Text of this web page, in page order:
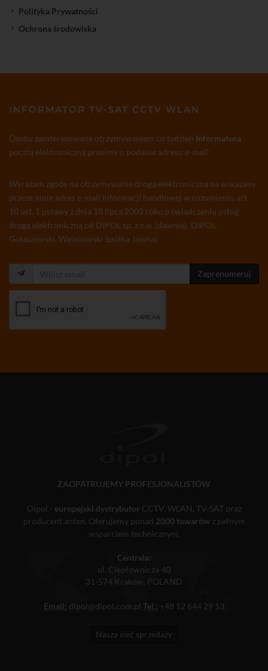
Polityka Prywatności
Ochrona środowiska
INFORMATOR TV-SAT CCTV WLAN
Osoby zainteresowane otrzymywaniem co tydzień Informatora
pocztą elektroniczną prosimy o podanie adresu e-mail:
Wyrażam zgodę na otrzymywanie drogą elektroniczną na wskazany
przeze mnie adres e-mail informacji handlowej w rozumieniu art.
10 ust. 1 ustawy z dnia 18 lipca 2002 roku o świadczeniu usług
drogą elektroniczną od DIPOL sp. z o.o. (dawniej: DIPOL
Gołaszewski, Waśniowski Spółka Jawna)
Zaprenumeruj
ZAOPATRUJEMY PROFESJONALISTÓW
Dipol - europejski dystrybutor CCTV, WLAN, TV-SAT oraz
producent anten. Oferujemy ponad 2000 towarówz pełnym
wsparciem technicznym.
Centrala:
ul. Ciepłownicza 40
31-574 Kraków, POLAND
Email: dipol@dipol.com.pl Tel.: +48 12 644 29 13
Nasza sieć sprzedaży